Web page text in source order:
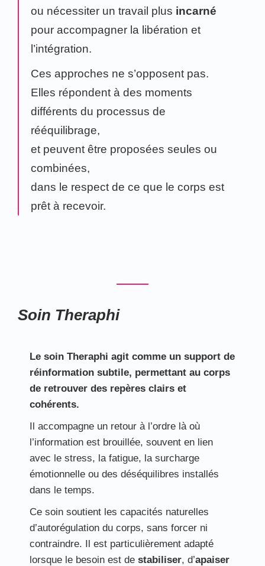
ou nécessiter un travail plus incarné
pour accompagner la libération et
l’intégration.
Ces approches ne s’opposent pas.
Elles répondent à des moments
différents du processus de
rééquilibrage,
et peuvent être proposées seules ou
combinées,
dans le respect de ce que le corps est
prêt à recevoir.
Soin Theraphi
Le soin Theraphi agit comme un support de
réinformation subtile, permettant au corps
de retrouver des repères clairs et
cohérents.
Il accompagne un retour à l’ordre là où
l’information est brouillée, souvent en lien
avec le stress, la fatigue, la surcharge
émotionnelle ou des déséquilibres installés
dans le temps.
Ce soin soutient les capacités naturelles
d’autorégulation du corps, sans forcer ni
contraindre. Il est particulièrement adapté
lorsque le besoin est de stabiliser, d’apaiser